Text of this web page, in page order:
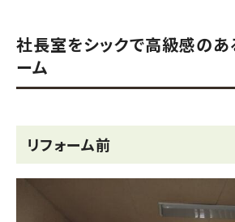
社長室をシックで高級感のあ
ーム
リフォーム前